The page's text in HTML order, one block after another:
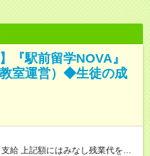
『駅前留学NOVA』
室運営）◆生徒の成
給 上記額にはみなし残業代を含